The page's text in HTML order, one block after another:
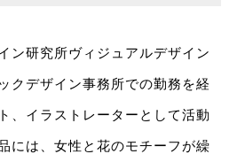
ン研究所ヴィジュアルデザイン
クデザイン事務所での勤務を経
、イラストレーターとして活動
には、女性と花のモチーフが繰